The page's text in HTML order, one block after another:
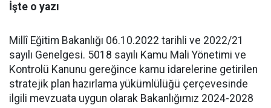
İşte o yazı
Millî Eğitim Bakanlığı 06.10.2022 tarihli ve 2022/21
sayılı Genelgesi. 5018 sayılı Kamu Mali Yönetimi ve
Kontrolü Kanunu gereğince kamu idarelerine getirilen
stratejik plan hazırlama yükümlülüğü çerçevesinde
ilgili mevzuata uygun olarak Bakanlığımız 2024-2028